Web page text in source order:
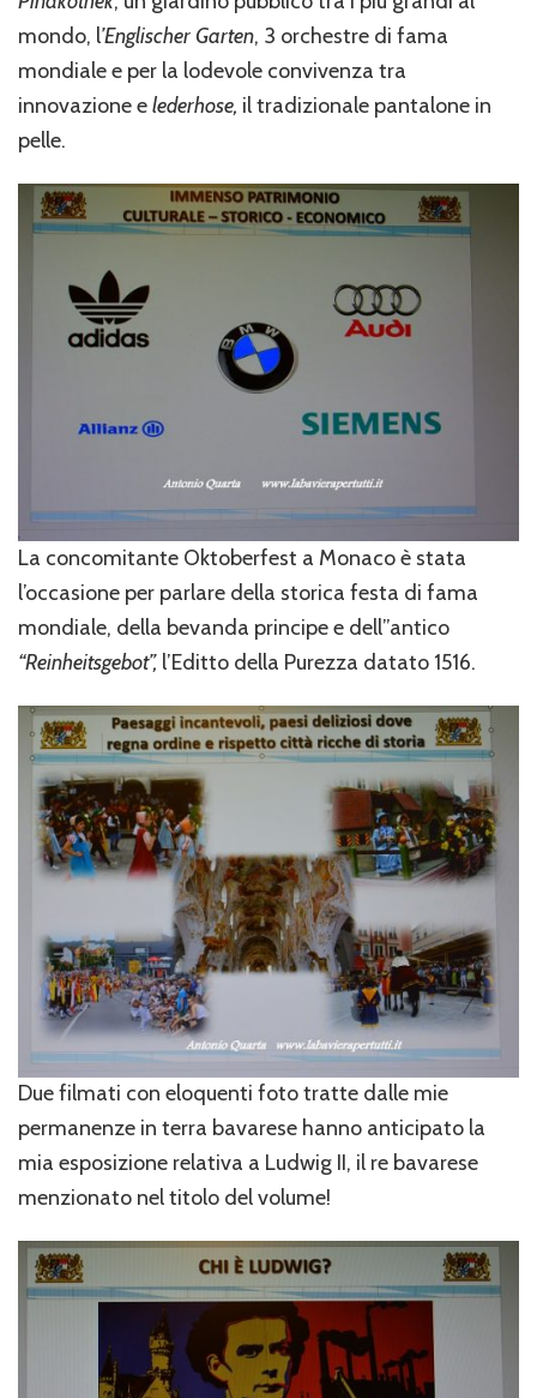
mondo, l’Englischer Garten, 3 orchestre di fama
mondiale e per la lodevole convivenza tra
innovazione elederhose, il tradizionale pantalone in
pelle.
La concomitante Oktoberfest a Monaco è stata
l’occasione per parlare della storica festa di fama
mondiale, della bevanda principe e dell”antico
“Reinheitsgebot”, l’Editto della Purezza datato 1516.
Due filmati con eloquenti foto tratte dalle mie
permanenze in terra bavarese hanno anticipato la
mia esposizione relativa a Ludwig II, il re bavarese
menzionato nel titolo del volume!